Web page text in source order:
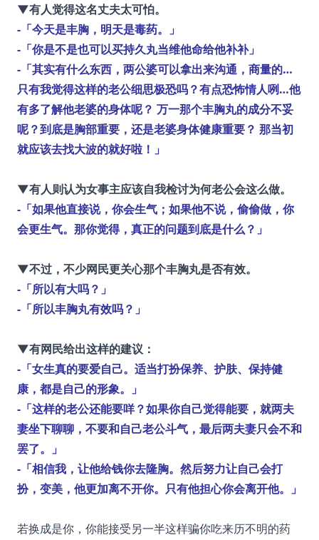
▼有人觉得这名丈夫太可怕。
-「今天是丰胸，明天是毒药。」
-「你是不是也可以买持久丸当维他命给他补补」
-「其实有什么东西，两公婆可以拿出来沟通，商量的…
只有我觉得这样的老公细思极恐吗？有点恐怖情人咧…他
有多了解他老婆的身体呢？ 万一那个丰胸丸的成分不妥
呢？到底是胸部重要，还是老婆身体健康重要？ 那当初
就应该去找大波的就好啦！」
▼有人则认为女事主应该自我检讨为何老公会这么做。
-「如果他直接说，你会生气；如果他不说，偷偷做，你
会更生气。那你觉得，真正的问题到底是什么？」
▼不过，不少网民更关心那个丰胸丸是否有效。
-「所以有大吗？」
-「所以丰胸丸有效吗？」
▼有网民给出这样的建议：
-「女生真的要爱自己。适当打扮保养、护肤、保持健
康，都是自己的形象。」
-「这样的老公还能要咩？如果你自己觉得能要，就两夫
妻坐下聊聊，不要和自己老公斗气，最后两夫妻只会不和
罢了。」
-「相信我，让他给钱你去隆胸。然后努力让自己会打
扮，变美，他更加离不开你。只有他担心你会离开他。」
若换成是你，你能接受另一半这样骗你吃来历不明的药